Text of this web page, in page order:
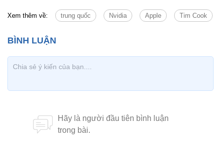
Xem thêm về: trung quốc Nvidia Apple Tim Cook